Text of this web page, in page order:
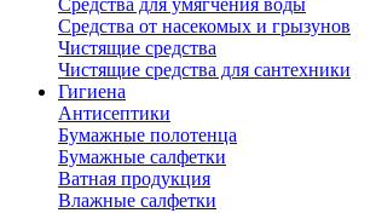
Средства для умягчения воды
Средства от насекомых и грызунов
Чистящие средства
Чистящие средства для сантехники
Гигиена
Антисептики
Бумажные полотенца
Бумажные салфетки
Ватная продукция
Влажные салфетки